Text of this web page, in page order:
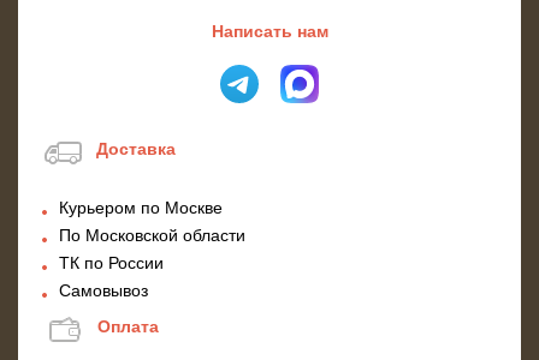
Написать нам
Доставка
Курьером по Москве
По Московской области
ТК по России
Самовывоз
Оплата